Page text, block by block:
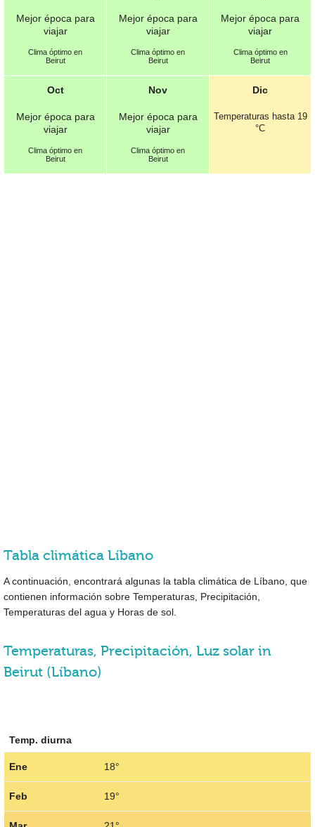
Mejor época para
viajar
Clima óptimo en
Beirut
Mejor época para
viajar
Clima óptimo en
Beirut
Mejor época para
viajar
Clima óptimo en
Beirut
Oct
Mejor época para
viajar
Clima óptimo en
Beirut
Nov
Mejor época para
viajar
Clima óptimo en
Beirut
Dic
Temperaturas hasta 19
°C
Tabla climática Líbano
A continuación, encontrará algunas la tabla climática de Líbano, que
contienen información sobre Temperaturas, Precipitación,
Temperaturas del agua y Horas de sol.
Temperaturas, Precipitación, Luz solar in
Beirut (Líbano)
Temp. diurna
Ene 18°
Feb 19°